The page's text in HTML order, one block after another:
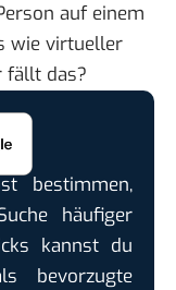
auf einem
wie virtueller
fällt das?
bestimmen,
häufiger
kannst du
bevorzugte